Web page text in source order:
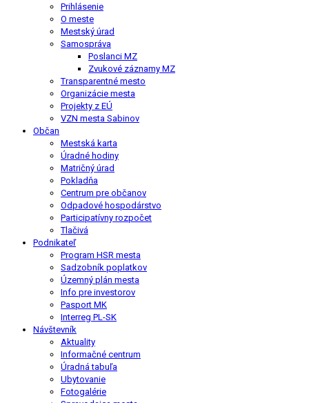
Prihlásenie
O meste
Mestský úrad
Samospráva
Poslanci MZ
Zvukové záznamy MZ
Transparentné mesto
Organizácie mesta
Projekty z EÚ
VZN mesta Sabinov
Občan
Mestská karta
Úradné hodiny
Matričný úrad
Pokladňa
Centrum pre občanov
Odpadové hospodárstvo
Participatívny rozpočet
Tlačivá
Podnikateľ
Program HSR mesta
Sadzobník poplatkov
Územný plán mesta
Info pre investorov
Pasport MK
Interreg PL-SK
Návštevník
Aktuality
Informačné centrum
Úradná tabuľa
Ubytovanie
Fotogalérie